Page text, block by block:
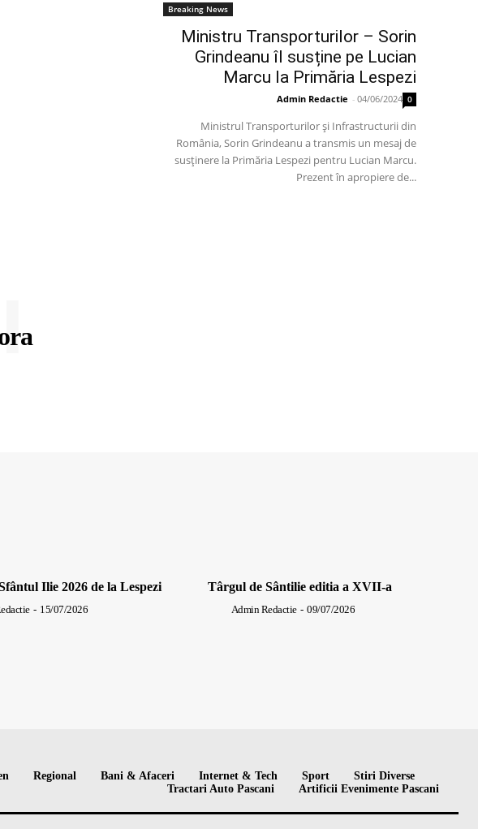
Breaking News
Ministru Transporturilor – Sorin
Grindeanu îl susține pe Lucian
Marcu la Primăria Lespezi
Admin Redactie - 04/06/2024 0
Ministrul Transporturilor și Infrastructurii din
România, Sorin Grindeanu a transmis un mesaj de
susținere la Primăria Lespezi pentru Lucian Marcu.
Prezent în apropiere de...
Ilie 2026 de la Lespezi
- 15/07/2026
Târgul de Sântilie editia a XVII-a
Admin Redactie - 09/07/2026
Regional Bani & Afaceri Internet & Tech Sport
Stiri Diverse
Tractari Auto Pascani
Artificii Evenimente Pascani